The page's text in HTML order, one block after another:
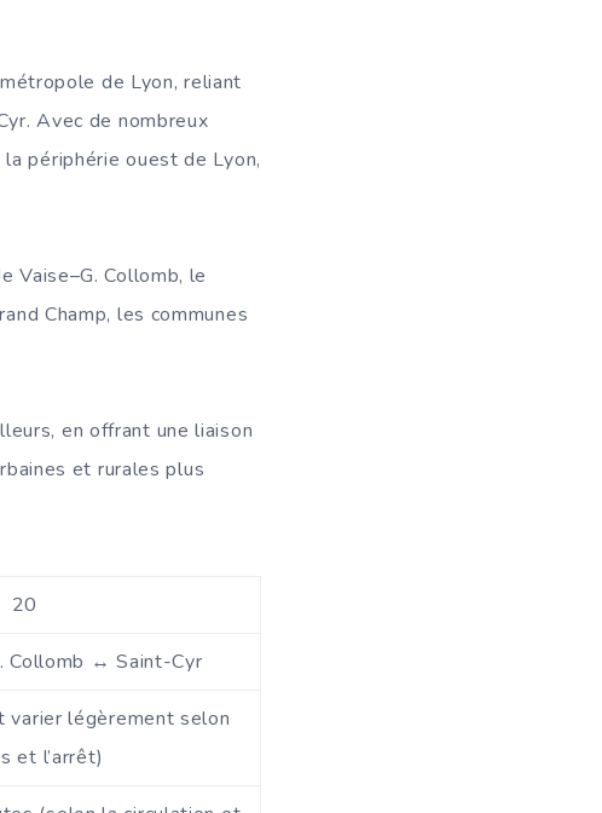
de Lyon, reliant
Avec de nombreux
périphérie ouest de Lyon,
Vaise–G. Collomb, le
Champ, les communes
en offrant une liaison
et rurales plus
20
Collomb ↔ Saint-Cyr
varier légèrement selon
et l’arrêt)